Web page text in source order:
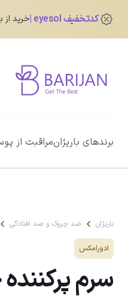
کدتخفیف eyesol خرید
برندهای باریژانمراقبت از
پرفروش ترین ها
432,200تومان باریژان ضد چروک و ضد افتادگی
ادورامکس
سرم